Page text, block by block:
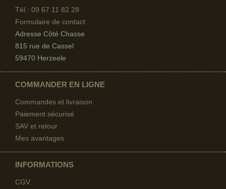
Tél : 09 67 11 82 28
Formulaire de contact
Adresse Côté Chasse
815 rue de Cassel
59470 Herzeele
COMMANDER EN LIGNE
Commandes et livraison
Paiement sécurisé
SAV et retour
Mes avantages
INFORMATIONS
CGV